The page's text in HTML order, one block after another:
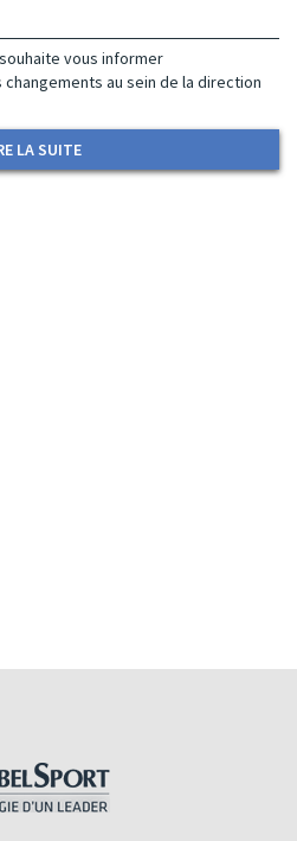
vous informer
au sein de la direction
LA SUITE